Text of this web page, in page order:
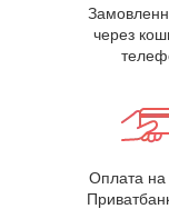
через
Оплата на